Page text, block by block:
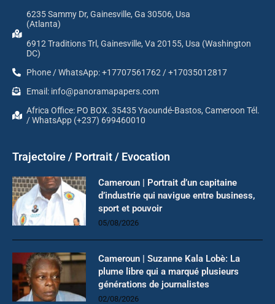
6235 Sammy Dr, Gainesville, Ga 30506, Usa
(Atlanta)
6912 Traditions Trl, Gainesville, Va 20155, Usa (Washington
DC)
Phone / WhatsApp: +17707561762 / +17035012817
Email: info@panoramapapers.com
Africa Office: PO BOX. 35435 Yaoundé-Bastos, Cameroon Tél.
/ WhatsApp (+237) 699460010
Trajectoire / Portrait / Evocation
Cameroun | Portrait d’un capitaine
d’industrie qui navigue entre business,
sport et pouvoir
05/08/2026
Cameroun | Suzanne Kala Lobè: La
plume libre qui a marqué plusieurs
générations de journalistes
02/08/2026